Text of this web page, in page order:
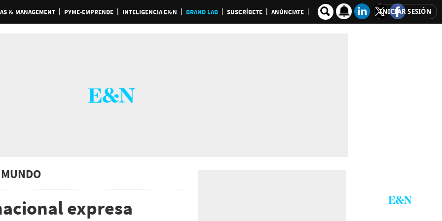
& MANAGEMENT PYME-EMPRENDE INTELIGENCIA E&N BRAND LAB SUSCRÍBETE ANÚNCIATE INICIAR SESIÓN
expresa